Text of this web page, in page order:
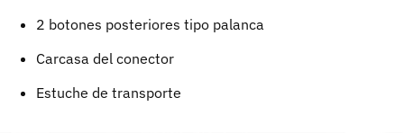
2 botones posteriores tipo palanca
Carcasa del conector
Estuche de transporte